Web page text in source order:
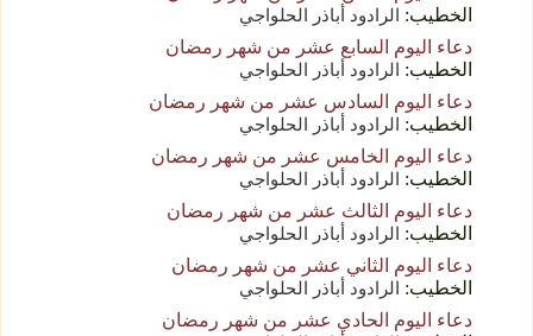
الخطيب: الرادود أباذر الحلواجي
دعاء اليوم السابع عشر من شهر رمضان
الخطيب: الرادود أباذر الحلواجي
دعاء اليوم السادس عشر من شهر رمضان
الخطيب: الرادود أباذر الحلواجي
دعاء اليوم الخامس عشر من شهر رمضان
الخطيب: الرادود أباذر الحلواجي
دعاء اليوم الثالث عشر من شهر رمضان
الخطيب: الرادود أباذر الحلواجي
دعاء اليوم الثاني عشر من شهر رمضان
الخطيب: الرادود أباذر الحلواجي
دعاء اليوم الحادي عشر من شهر رمضان